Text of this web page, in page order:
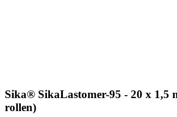
Sika® SikaLastomer-95 - 20 x 1,5
rollen)